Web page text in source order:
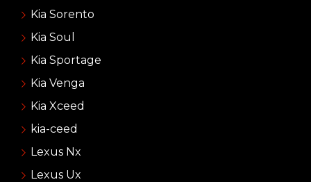
Kia Sorento
Kia Soul
Kia Sportage
Kia Venga
Kia Xceed
kia-ceed
Lexus Nx
Lexus Ux